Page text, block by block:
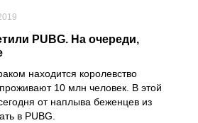
PUBG. На очереди,
находится королевство
10 млн человек. В этой
от наплыва беженцев из
в PUBG.